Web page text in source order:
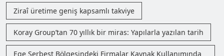
Ziraî üretime geniş kapsamlı takviye
Koray Group’tan 70 yıllık bir miras: Yapılarla yazılan tarih
Ege Serbest Bölgesindeki Firmalar Kaynak Kullanımında